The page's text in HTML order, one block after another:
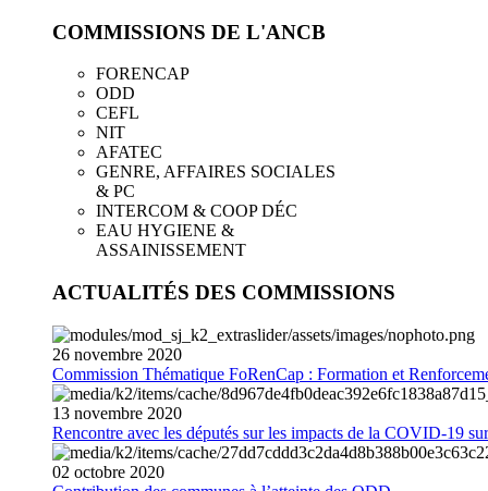
COMMISSIONS DE L'ANCB
FORENCAP
ODD
CEFL
NIT
AFATEC
GENRE, AFFAIRES SOCIALES
& PC
INTERCOM & COOP DÉC
EAU HYGIENE &
ASSAINISSEMENT
ACTUALITÉS DES COMMISSIONS
26 novembre 2020
Commission Thématique FoRenCap : Formation et
13 novembre 2020
Rencontre avec les députés sur les impacts de la COVID-19
02 octobre 2020